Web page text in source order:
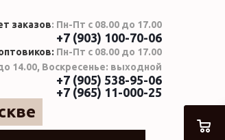
заказов: Пн-Пт с 08.00 до 17.00
+7 (903) 100-70-06
Пн-Пт с 08.00 до 17.00
14.00, Воскресенье: выходной
+7 (905) 538-95-06
+7 (965) 11-000-25